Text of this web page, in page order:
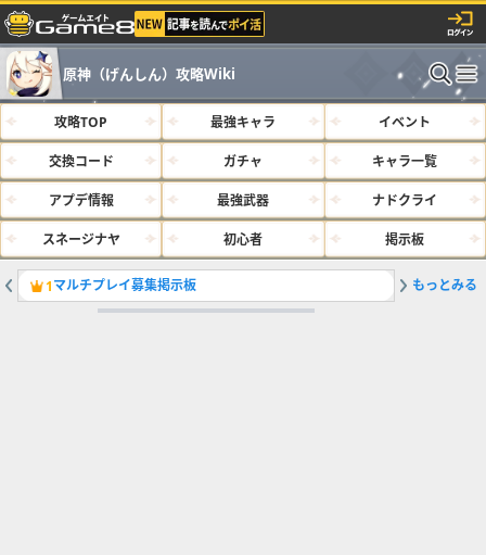
原神（げんしん）攻略Wiki
攻略TOP 最強キャラ イベント
交換コード ガチャ キャラ一覧
アプデ情報 最強武器 ナドクライ
スネージナヤ 初心者 掲示板
1マルチプレイ募集掲示板 2サルベ
もっとみる